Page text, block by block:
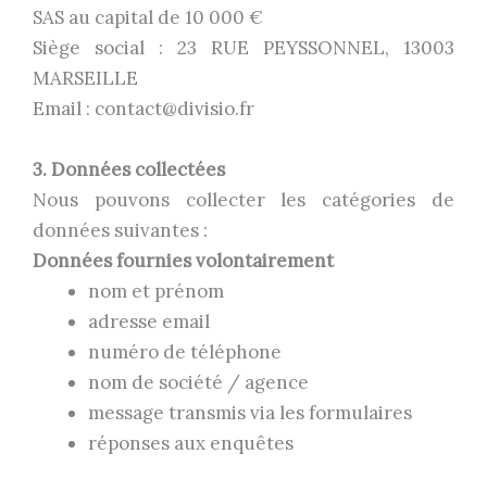
SAS au capital de 10 000 €
Siège social : 23 RUE PEYSSONNEL, 13003
MARSEILLE
Email : contact@divisio.fr
3. Données collectées
Nous pouvons collecter les catégories de
données suivantes :
Données fournies volontairement
nom et prénom
adresse email
numéro de téléphone
nom de société / agence
message transmis via les formulaires
réponses aux enquêtes